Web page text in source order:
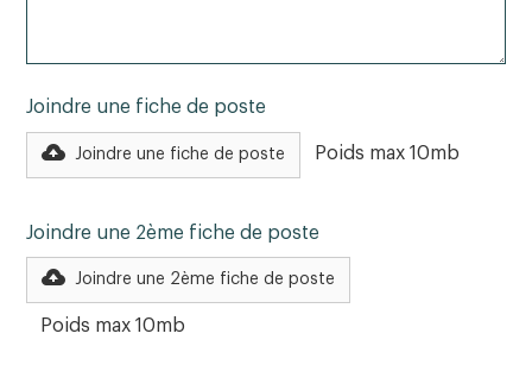
Joindre une fiche de poste
Joindre une fiche de poste Poids max 10mb
Joindre une 2ème fiche de poste
Joindre une 2ème fiche de poste
Poids max 10mb